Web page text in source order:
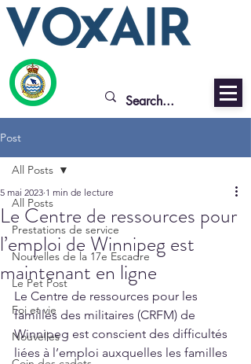
Post
All Posts
Prestations de service
Nouvelles de la 17e Escadre
Le Pet Post
Foi et vie
Nouvelles
All Posts
Le Centre de ressources pour
l’emploi de Winnipeg est
maintenant en ligne
5 mai 2023 1 min de lecture
Le Centre de ressources pour les
familles des militaires (CRFM) de
Winnipeg est conscient des difficultés
liées à l’emploi auxquelles les familles